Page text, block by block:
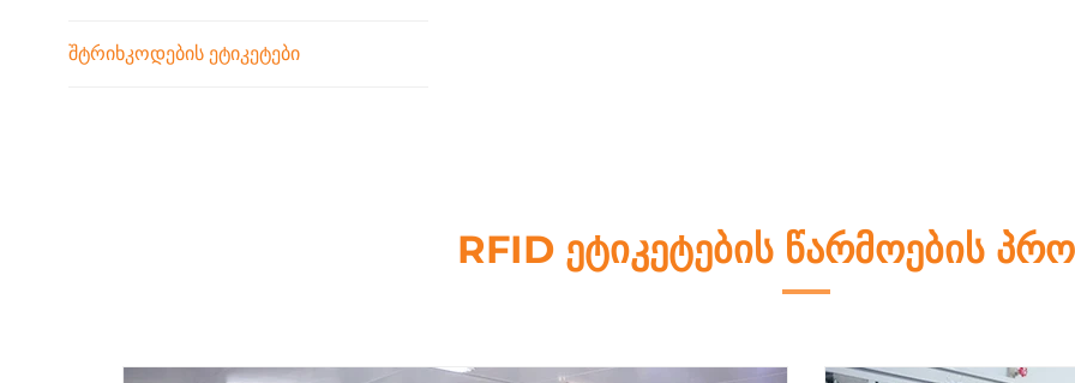
Შტრიხკოდების Ეტიკეტები
RFID ეტიკეტების წარმოების